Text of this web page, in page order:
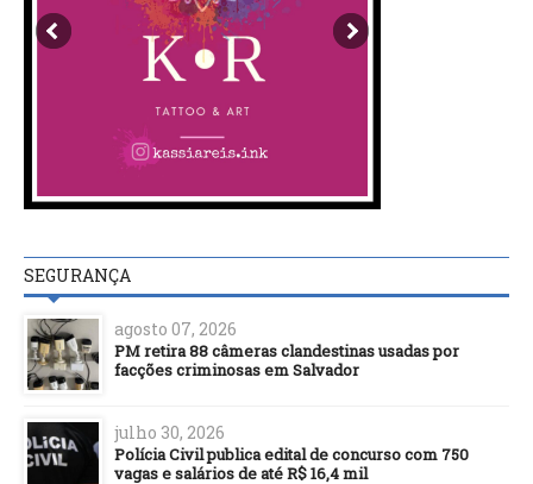
SEGURANÇA
agosto 07, 2026
PM retira 88 câmeras clandestinas usadas por
facções criminosas em Salvador
julho 30, 2026
Polícia Civil publica edital de concurso com 750
vagas e salários de até R$ 16,4 mil